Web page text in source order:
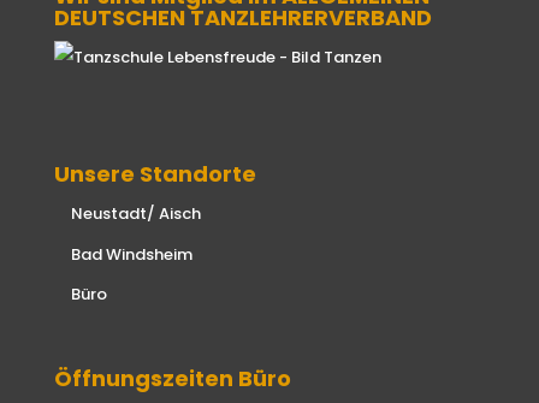
DEUTSCHEN TANZLEHRERVERBAND
Unsere Standorte
Neustadt/ Aisch
Bad Windsheim
Büro
Öffnungszeiten Büro